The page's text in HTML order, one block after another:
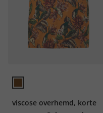
viscose overhemd, korte